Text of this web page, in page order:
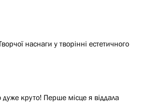
наснаги у творінні естетичного
круто! Перше місце я віддала